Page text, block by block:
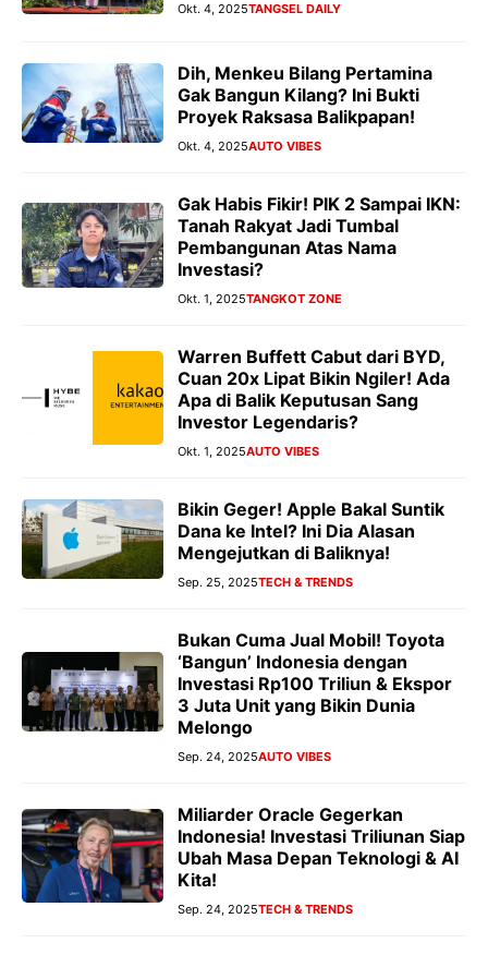
Okt. 4, 2025TANGSEL DAILY
Dih, Menkeu Bilang Pertamina
Gak Bangun Kilang? Ini Bukti
Proyek Raksasa Balikpapan!
Okt. 4, 2025AUTO VIBES
Gak Habis Fikir! PIK 2 Sampai IKN:
Tanah Rakyat Jadi Tumbal
Pembangunan Atas Nama
Investasi?
Okt. 1, 2025TANGKOT ZONE
Warren Buffett Cabut dari BYD,
Cuan 20x Lipat Bikin Ngiler! Ada
Apa di Balik Keputusan Sang
Investor Legendaris?
Okt. 1, 2025AUTO VIBES
Bikin Geger! Apple Bakal Suntik
Dana ke Intel? Ini Dia Alasan
Mengejutkan di Baliknya!
Sep. 25, 2025TECH & TRENDS
Bukan Cuma Jual Mobil! Toyota
‘Bangun’ Indonesia dengan
Investasi Rp100 Triliun & Ekspor
3 Juta Unit yang Bikin Dunia
Melongo
Sep. 24, 2025AUTO VIBES
Miliarder Oracle Gegerkan
Indonesia! Investasi Triliunan Siap
Ubah Masa Depan Teknologi & AI
Kita!
Sep. 24, 2025TECH & TRENDS